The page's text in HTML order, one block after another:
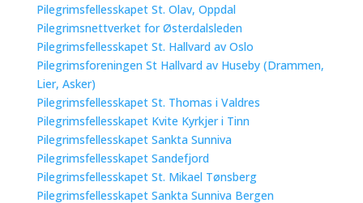
Pilegrimsfellesskapet St. Olav, Oppdal
Pilegrimsnettverket for Østerdalsleden
Pilegrimsfellesskapet St. Hallvard av Oslo
Pilegrimsforeningen St Hallvard av Huseby (Drammen,
Lier, Asker)
Pilegrimsfellesskapet St. Thomas i Valdres
Pilegrimsfellesskapet Kvite Kyrkjer i Tinn
Pilegrimsfellesskapet Sankta Sunniva
Pilegrimsfellesskapet Sandefjord
Pilegrimsfellesskapet St. Mikael Tønsberg
Pilegrimsfellesskapet Sankta Sunniva Bergen